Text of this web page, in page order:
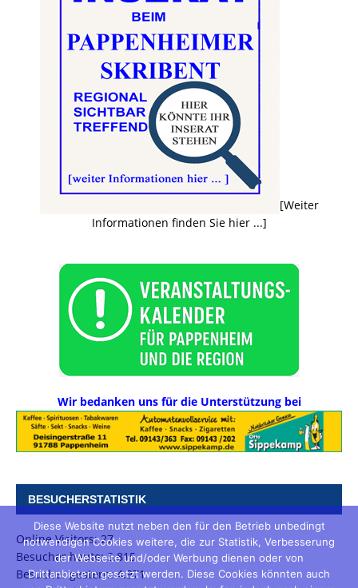
[Weiter
Informationen finden Sie hier ...]
Wir bedanken uns für die Unterstützung bei
BESUCHERSTATISTIK
Online Visitors:27
Besucher heute:3.815
Besucher gestern:4.971
Diese Website nutzt neben den für den Betrieb unbedingt
notwendigen Cookies weitere, die zur Statistik, Verbesserung
der Webseite und/oder Werbung dienen oder von
Drittanbietern gesetzt werden. Diese Cookies könnten auch